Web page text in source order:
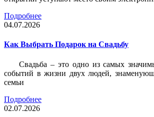
Подробнее
04.07.2026
Как Выбрать Подарок на Свадьбу
Свадьба – это одно из самых
событий в жизни двух людей,
семьи
Подробнее
02.07.2026